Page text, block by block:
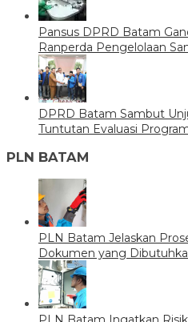
Pansus DPRD Batam
Ranperda Pengelolaan
DPRD Batam Sambut
Tuntutan Evaluasi
PLN BATAM
PLN Batam Jelaskan
Dokumen yang